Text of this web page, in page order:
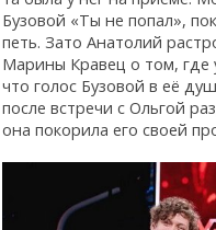
Бузовой «Ты не попал»,
петь. Зато Анатолий
Марины Кравец о том, где
что голос Бузовой в её
после встречи с Ольгой
она покорила его своей